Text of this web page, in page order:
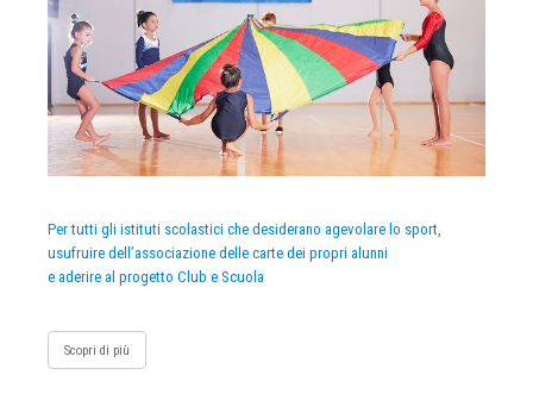
Per tutti gli istituti scolastici che desiderano agevolare lo sport,
usufruire dell’associazione delle carte dei propri alunni
e aderire al progetto Club e Scuola
Scopri di più